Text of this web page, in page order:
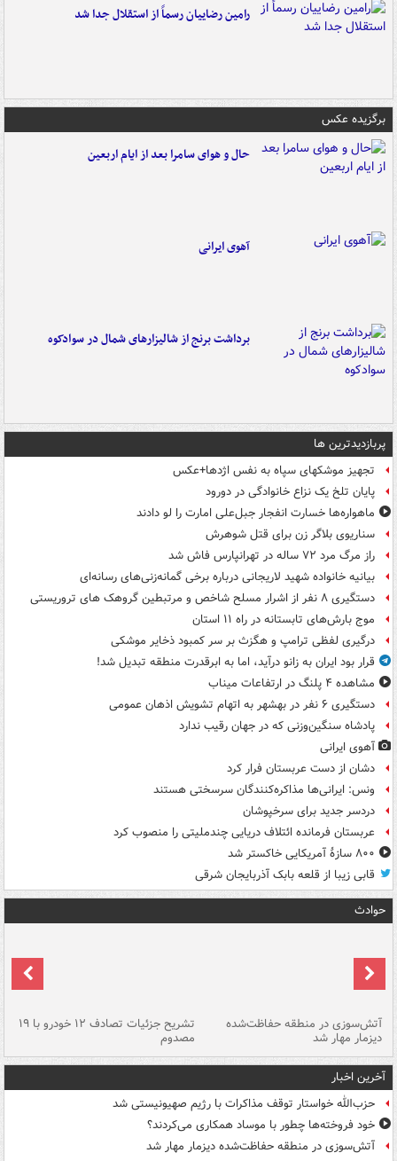
رامین رضاییان رسماً از استقلال جدا شد
برگزیده عکس
حال و هوای سامرا بعد از ایام اربعین
آهوی ایرانی
برداشت برنج از شالیزارهای شمال در سوادکوه
پربازدیدترین ها
تجهیز موشکهای سپاه به نفس اژدها+عکس
پایان تلخ یک نزاع خانوادگی در دورود
ماهواره‌ها خسارت انفجار جبل‌علی امارت را لو دادند
سناریوی بلاگر زن برای قتل شوهرش
راز مرگ مرد ۷۲ ساله در تهرانپارس فاش شد
بیانیه خانواده شهید لاریجانی درباره برخی گمانه‌زنی‌های رسانه‌ای
دستگیری ۸ نفر از اشرار مسلح شاخص و مرتبطین گروهک های تروریستی
موج بارش‌های تابستانه در راه ۱۱ استان
درگیری لفظی ترامپ و هگزث بر سر کمبود ذخایر موشکی
قرار بود ایران به زانو درآید، اما به ابرقدرت منطقه تبدیل شد!
مشاهده ۴ پلنگ در ارتفاعات میناب
دستگیری ۶ نفر در بهشهر به اتهام تشویش اذهان عمومی
پادشاه سنگین‌وزنی که در جهان رقیب ندارد
آهوی ایرانی
دشان از دست عربستان فرار کرد
ونس: ایرانی‌ها مذاکره‌کنندگان سرسختی هستند
دردسر جدید برای سرخپوشان
عربستان فرمانده ائتلاف دریایی چندملیتی را منصوب کرد
۸۰۰ سازۀ آمریکایی خاکستر شد
قابی زیبا از قلعه بابک آذربایجان شرقی
حوادث
آتش‌سوزی در منطقه حفاظت‌شده
دیزمار مهار شد
تشریح جزئیات تصادف ۱۲ خودرو با ۱۹
مصدوم
آخرین اخبار
حزب‌الله خواستار توقف مذاکرات با رژیم صهیونیستی شد
خود فروخته‌ها چطور با موساد همکاری می‌کردند؟
آتش‌سوزی در منطقه حفاظت‌شده دیزمار مهار شد